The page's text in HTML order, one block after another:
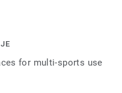
for multi-sports use